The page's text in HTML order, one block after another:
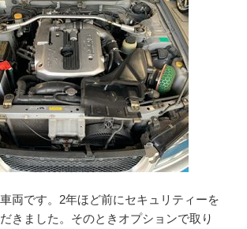
両です。2年ほど前にセキュリティーを
きました。そのときオプションで取り